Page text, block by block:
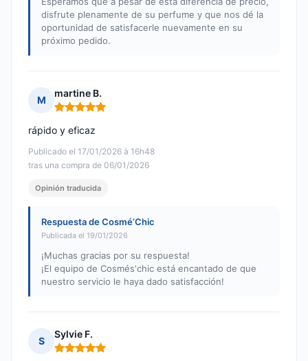
disfrute plenamente de su perfume y que nos dé la
oportunidad de satisfacerle nuevamente en su
próximo pedido.
M
martine B.
Nota: 5 de 5
Publicado el 17/01/2026 à 16h48
tras una compra de 06/01/2026
rápido y eficaz
Opinión traducida
Respuesta de Cosmé’Chic
Publicada el 19/01/2026
¡Muchas gracias por su respuesta!
¡El equipo de Cosmés'chic está encantado de que
nuestro servicio le haya dado satisfacción!
S
Sylvie F.
Nota: 5 de 5